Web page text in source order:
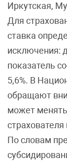
Иркутская,
Для
ставка
исключения:
показатель
5,6%. В
обращают
может
страхователя
По словам